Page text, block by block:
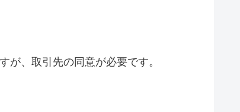
、取引先の同意が必要です。